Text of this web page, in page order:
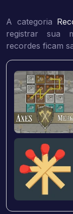
A categoria
registrar sua
recordes ficam